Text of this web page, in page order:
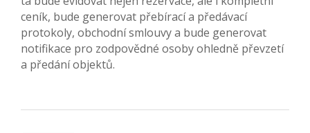
ceník, bude generovat přebírací a předávací
protokoly, obchodní smlouvy a bude generovat
notifikace pro zodpovědné osoby ohledně převzetí
a předání objektů.